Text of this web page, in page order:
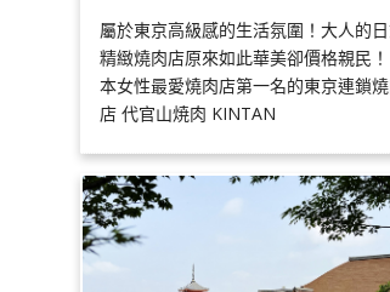
屬於東京高級感的生活氛圍！大人的
精緻燒肉店原來如此華美卻價格親民
本女性最愛燒肉店第一名的東京連鎖
店 代官山焼肉 KINTAN